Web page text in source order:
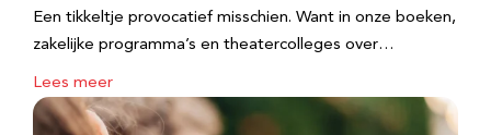
Een tikkeltje provocatief misschien. Want in onze boeken,
zakelijke programma’s en theatercolleges over…
Lees meer